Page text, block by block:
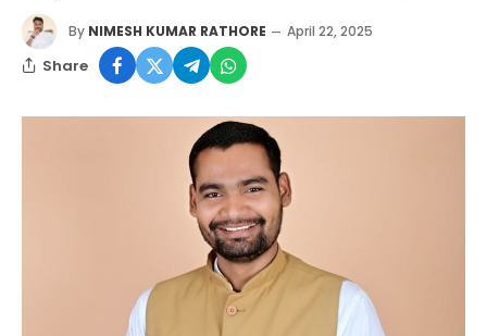
By NIMESH KUMAR RATHORE April 22, 2025
Share